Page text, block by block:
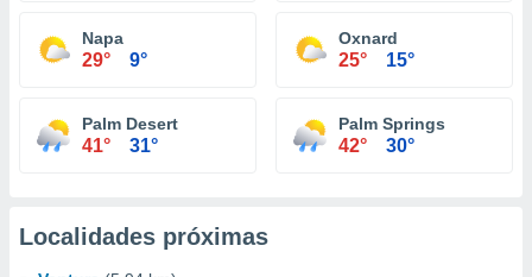
Napa
29° 9°
Oxnard
25° 15°
Palm Desert
41° 31°
Palm Springs
42° 30°
Localidades próximas